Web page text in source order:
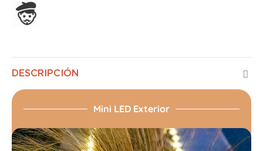
DESCRIPCIÓN
Mini LED Exterior